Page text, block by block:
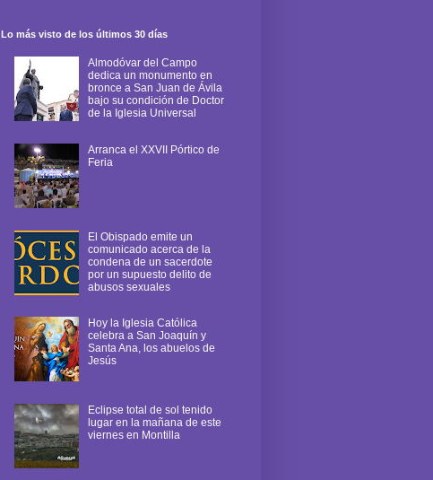
Lo más visto de los últimos 30 días
Almodóvar del Campo
dedica un monumento en
bronce a San Juan de Ávila
bajo su condición de Doctor
de la Iglesia Universal
Arranca el XXVII Pórtico de
Feria
El Obispado emite un
comunicado acerca de la
condena de un sacerdote
por un supuesto delito de
abusos sexuales
Hoy la Iglesia Católica
celebra a San Joaquín y
Santa Ana, los abuelos de
Jesús
Eclipse total de sol tenido
lugar en la mañana de este
viernes en Montilla